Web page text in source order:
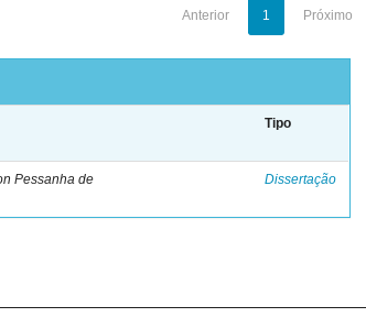
Anterior 1 Próximo
Tipo
Pessanha de Dissertação